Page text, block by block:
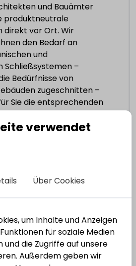
und Bauämter
produktneutrale
direkt vor Ort. Wir
den Bedarf an
und
Schließsystemen –
Bedürfnisse von
zugeschnitten –
Sie die entsprechenden
Die von uns
warten wir
der vom
Fristen, damit
Fachberatern: 06232
verwendet
Über Cookies
um Inhalte und Anzeigen
für soziale Medien
und die Zugriffe auf unsere
Außerdem geben wir